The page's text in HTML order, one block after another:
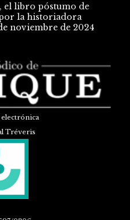
el libro póstumo de
por la historiadora
noviembre de 2024
Tréveris